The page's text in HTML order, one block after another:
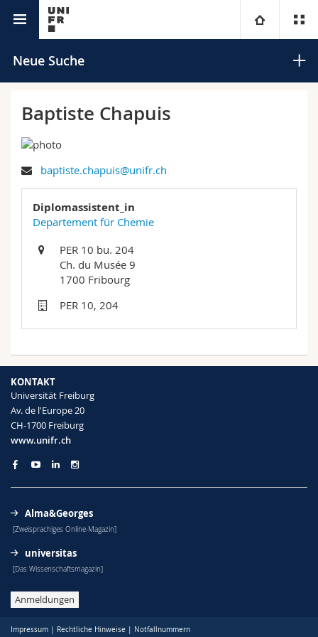
Universität
Campus
Forschung
Universität
Weiterbildung
Rechtswissenschaftliche Fak.
Wirtschafts- und Sozialwissenschaftliche Fak.
Philosophische Fak.
Fak. für Erziehungs- und Bildungswissenschaften
Math.-Nat. und Med. Fak.
Interfakultär
Informationen für
Studieninteressierte
Studierende
Medien
Mitarbeitende
Doktorierende
Ressourcen
Personenverzeichnis
Ortsplan
Webmail
Vorlesungsverzeichnis
MyUnifr
Neue Suche
Suchen
Erweiterte Suche
Baptiste Chapuis
baptiste.chapuis@unifr.ch
Diplomassistent_in
Departement für Chemie
PER 10 bu. 204
Ch. du Musée 9
1700 Fribourg
PER 10, 204
KONTAKT
Universität Freiburg
Av. de l'Europe 20
CH-1700 Freiburg
www.unifr.ch
Alma&Georges
[Zweisprachiges Online-Magazin]
universitas
[Das Wissenschaftsmagazin]
Anmeldungen
Impressum | Rechtliche Hinweise | Notfallnummern